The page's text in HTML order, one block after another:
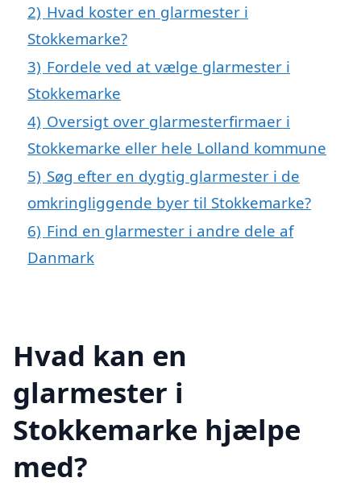
2) Hvad koster en glarmester i
Stokkemarke?
3) Fordele ved at vælge glarmester i
Stokkemarke
4) Oversigt over glarmesterfirmaer i
Stokkemarke eller hele Lolland kommune
5) Søg efter en dygtig glarmester i de
omkringliggende byer til Stokkemarke?
6) Find en glarmester i andre dele af
Danmark
Hvad kan en
glarmester i
Stokkemarke hjælpe
med?